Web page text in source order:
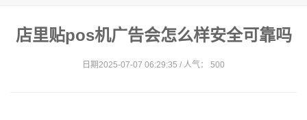
店里贴pos机广告会怎么样安全可靠吗
日期2025-07-07 06:29:35 / 人气： 500